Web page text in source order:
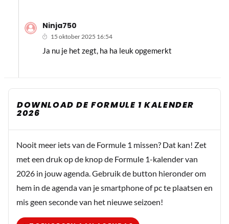
Ninja750
15 oktober 2025 16:54
Ja nu je het zegt, ha ha leuk opgemerkt
DOWNLOAD DE FORMULE 1 KALENDER
2026
Nooit meer iets van de Formule 1 missen? Dat kan! Zet
met een druk op de knop de Formule 1-kalender van
2026 in jouw agenda. Gebruik de button hieronder om
hem in de agenda van je smartphone of pc te plaatsen en
mis geen seconde van het nieuwe seizoen!